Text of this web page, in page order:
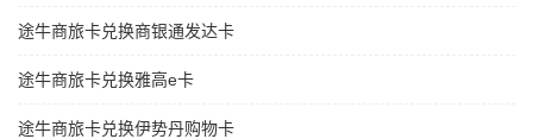
途牛商旅卡兑换商银通发达卡
途牛商旅卡兑换雅高e卡
途牛商旅卡兑换伊势丹购物卡